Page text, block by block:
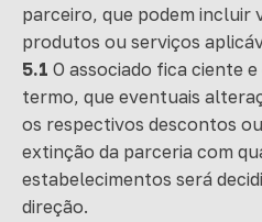
parceiro, que podem incluir
produtos ou serviços
5.1 O associado fica ciente
termo, que eventuais
os respectivos descontos
extinção da parceria com
estabelecimentos será
direção.